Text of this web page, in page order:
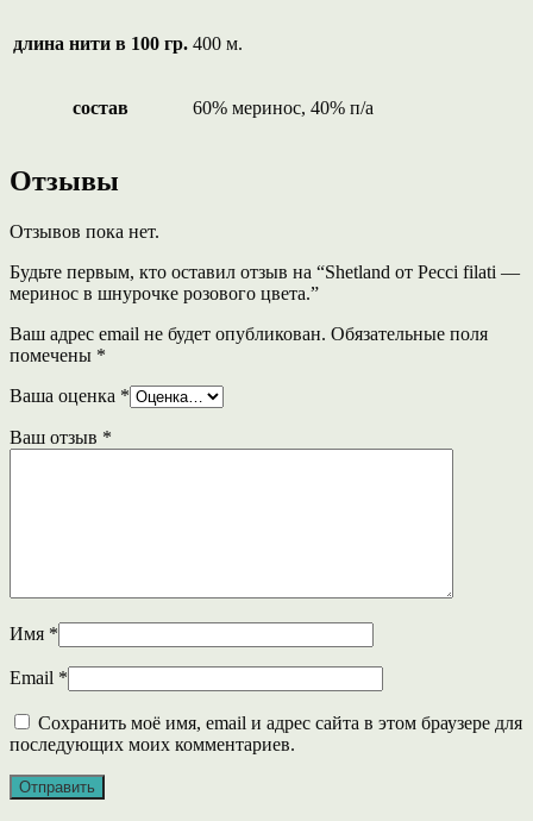
длина нити в 100 гр. 400 м.
состав 60% меринос, 40% п/а
Отзывы
Отзывов пока нет.
Будьте первым, кто оставил отзыв на “Shetland от Pecci filati —
меринос в шнурочке розового цвета.”
Ваш адрес email не будет опубликован. Обязательные поля
помечены *
Ваша оценка *
Ваш отзыв *
Имя *
Email *
Сохранить моё имя, email и адрес сайта в этом браузере для
последующих моих комментариев.